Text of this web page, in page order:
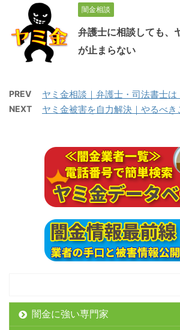
闇金相談
弁護士に相談しても、
が止まらない
PREV ヤミ金相談｜弁護士・司法書士は
NEXT ヤミ金被害を自力解決｜やるべき
闇金に強い専門家